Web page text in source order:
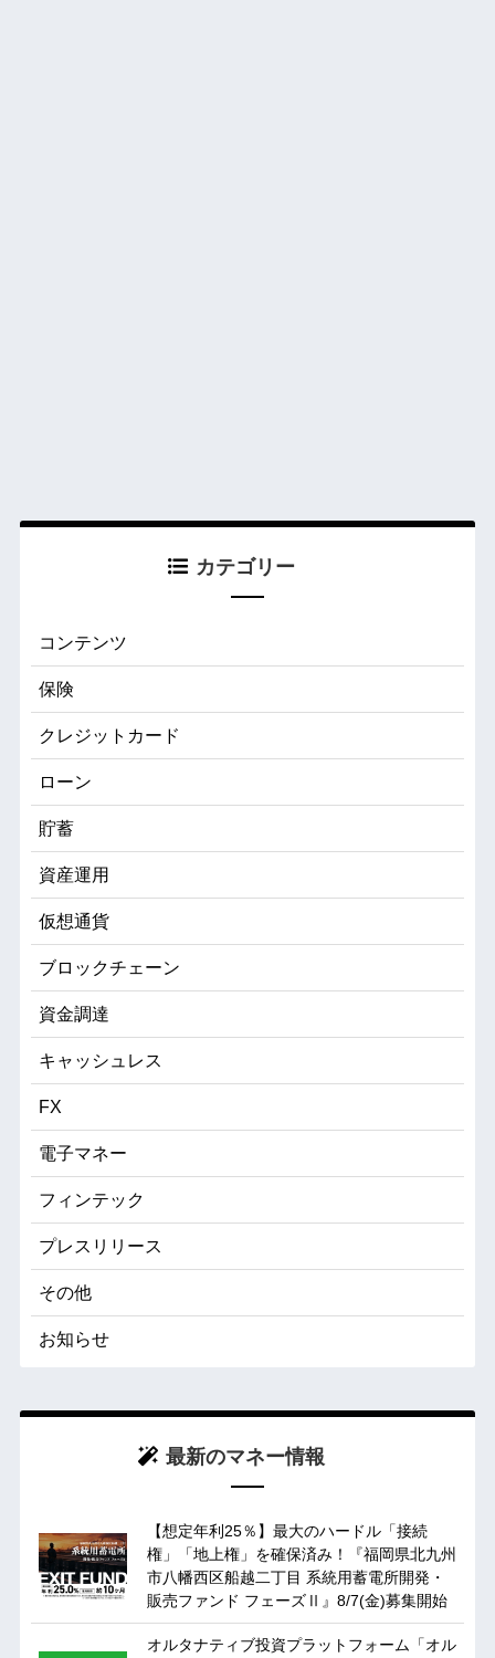
カテゴリー
コンテンツ
保険
クレジットカード
ローン
貯蓄
資産運用
仮想通貨
ブロックチェーン
資金調達
キャッシュレス
FX
電子マネー
フィンテック
プレスリリース
その他
お知らせ
最新のマネー情報
【想定年利25％】最大のハードル「接続
権」「地上権」を確保済み！『福岡県北九州
市八幡西区船越二丁目 系統用蓄電所開発・
販売ファンド フェーズⅡ』8/7(金)募集開始
オルタナティブ投資プラットフォーム「オル